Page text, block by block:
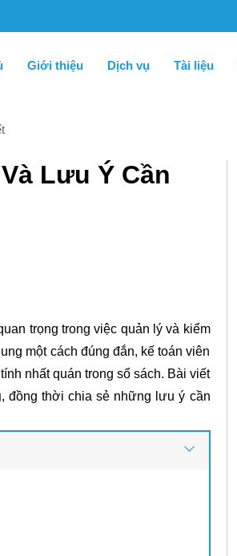
Giới thiệu Dịch vụ Tài liệu
Lưu Ý Cần
trọng trong việc quản lý và kiểm
một cách đúng đắn, kế toán viên
nhất quán trong sổ sách. Bài viết
, đồng thời chia sẻ những lưu ý cần